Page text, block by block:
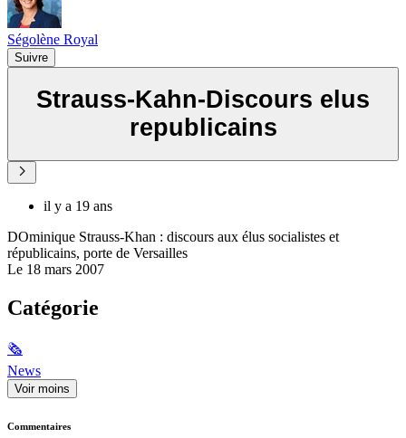
Ségolène Royal
Suivre
Strauss-Kahn-Discours elus
republicains
il y a 19 ans
DOminique Strauss-Khan : discours aux élus socialistes et
républicains, porte de Versailles
Le 18 mars 2007
Catégorie
🗞
News
Voir moins
Commentaires